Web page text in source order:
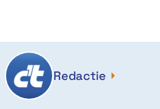
Redactie